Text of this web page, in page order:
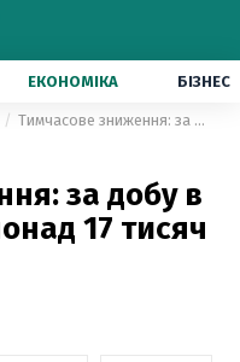
ЕКОНОМІКА БІЗНЕС
Тимчасове зниження: за добу в Україні виявили понад 17 тисяч COVID-хворих
за добу в
17 тисяч